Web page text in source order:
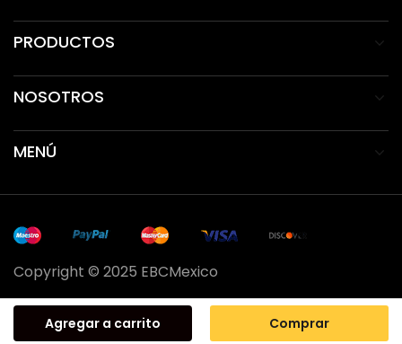
Agregar a carrito Comprar
PRODUCTOS
NOSOTROS
MENÚ
Copyright © 2025 EBCMexico